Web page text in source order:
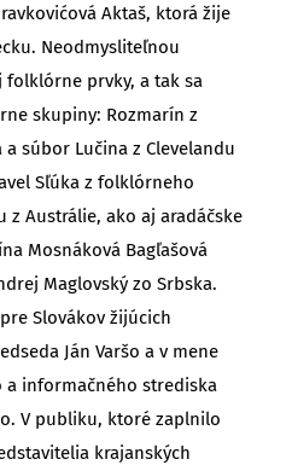
Aktaš, ktorá žije
Neodmysliteľnou
prvky, a tak sa
skupiny: Rozmarín z
súbor Lučina z Clevelandu
Sľúka z folklórneho
Austrálie, ako aj aradáčske
Mosnáková Bagľašová
Maglovský zo Srbska.
Slovákov žijúcich
Ján Varšo a v mene
informačného strediska
V publiku, ktoré zaplnilo
krajanských